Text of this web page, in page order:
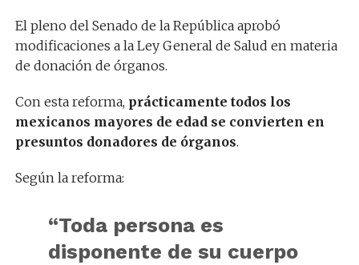
El pleno del Senado de la República aprobó
modificaciones a la Ley General de Salud en materia
de donación de órganos.
Con esta reforma, prácticamente todos los
mexicanos mayores de edad se convierten en
presuntos donadores de órganos.
Según la reforma:
“Toda persona es
disponente de su cuerpo